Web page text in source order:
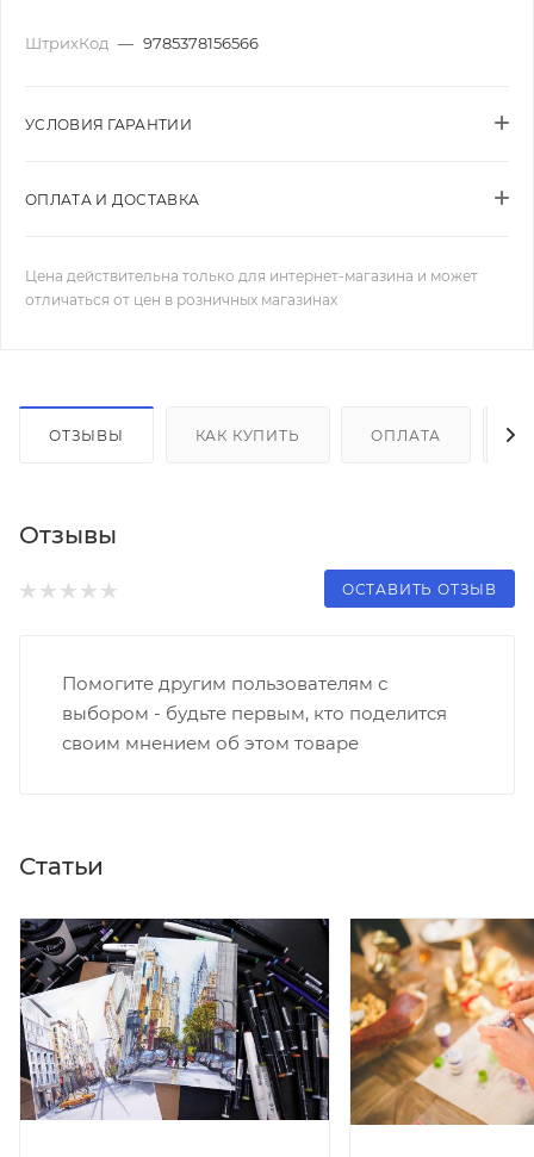
ШтрихКод — 9785378156566
УСЛОВИЯ ГАРАНТИИ
ОПЛАТА И ДОСТАВКА
Цена действительна только для интернет-магазина и может
отличаться от цен в розничных магазинах
ОТЗЫВЫ КАК КУПИТЬ ОПЛАТА
Отзывы
ОСТАВИТЬ ОТЗЫВ
Помогите другим пользователям с
выбором - будьте первым, кто поделится
своим мнением об этом товаре
Статьи